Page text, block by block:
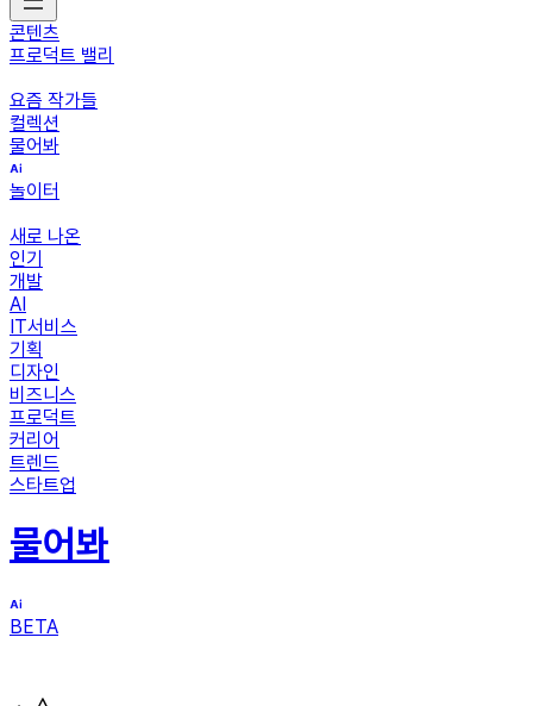
콘텐츠
프로덕트 밸리
요즘 작가들
컬렉션
물어봐
놀이터
새로 나온
인기
개발
AI
IT서비스
기획
디자인
비즈니스
프로덕트
커리어
트렌드
스타트업
물어봐
BETA